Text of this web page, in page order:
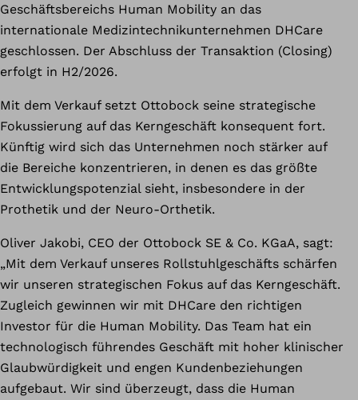
Geschäftsbereichs Human Mobility an das
internationale Medizintechnikunternehmen DHCare
geschlossen. Der Abschluss der Transaktion (Closing)
erfolgt in H2/2026.
Mit dem Verkauf setzt Ottobock seine strategische
Fokussierung auf das Kerngeschäft konsequent fort.
Künftig wird sich das Unternehmen noch stärker auf
die Bereiche konzentrieren, in denen es das größte
Entwicklungspotenzial sieht, insbesondere in der
Prothetik und der Neuro-Orthetik.
Oliver Jakobi, CEO der Ottobock SE & Co. KGaA, sagt:
„Mit dem Verkauf unseres Rollstuhlgeschäfts schärfen
wir unseren strategischen Fokus auf das Kerngeschäft.
Zugleich gewinnen wir mit DHCare den richtigen
Investor für die Human Mobility. Das Team hat ein
technologisch führendes Geschäft mit hoher klinischer
Glaubwürdigkeit und engen Kundenbeziehungen
aufgebaut. Wir sind überzeugt, dass die Human